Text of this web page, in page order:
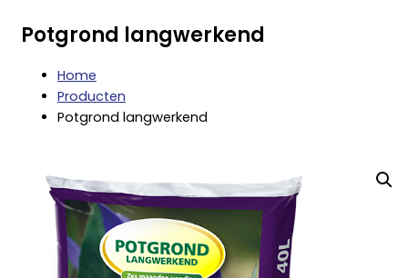
Potgrond langwerkend
Home
Producten
Potgrond langwerkend